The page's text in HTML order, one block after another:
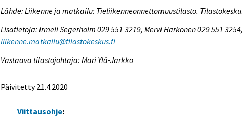
Lähde: Liikenne ja matkailu: Tieliikenneonnettomuustilasto.
Lisätietoja: Irmeli Segerholm 029 551 3219, Mervi Härkönen 029 551 3254,
liikenne.matkailu@tilastokeskus.fi
Vastaava tilastojohtaja: Mari Ylä-Jarkko
Päivitetty 21.4.2020
Viittausohje: